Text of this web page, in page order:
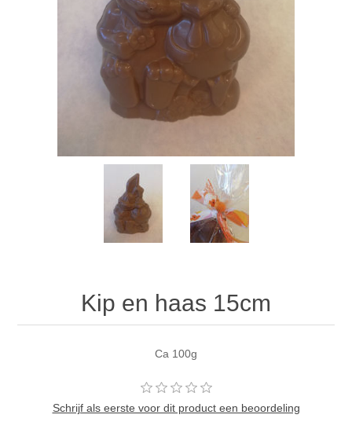
Kip en haas 15cm
Ca 100g
Schrijf als eerste voor dit product een beoordeling